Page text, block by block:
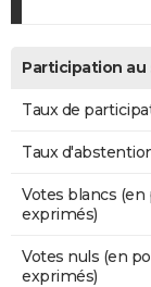
Participation au
Taux de
Taux
Votes blancs
exprimés)
Votes nuls (en
exprimés)